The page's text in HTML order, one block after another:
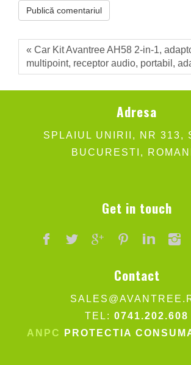
« Car Kit Avantree AH58 2-in-1,
multipoint, receptor audio, portabil,
Adresa
SPLAIUL UNIRII, NR 313,
BUCURESTI,
Get in touch
Contact
TEL: 0741.202.608
ANPC
PROTECTIA